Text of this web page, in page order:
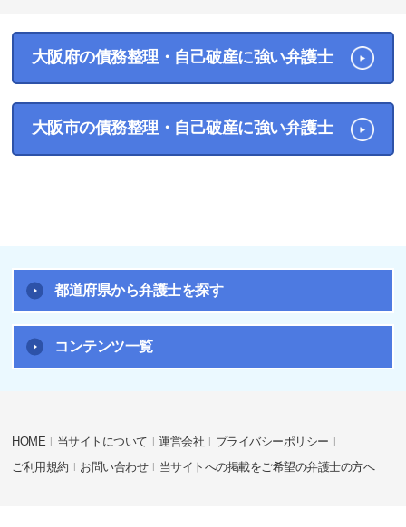
大阪府の債務整理・自己破産に強い弁護士
大阪市の債務整理・自己破産に強い弁護士
都道府県から弁護士を探す
コンテンツ一覧
HOME 当サイトについて 運営会社
プライバシーポリシー
ご利用規約
お問い合わせ 当サイトへの掲載をご希望の弁護士の方へ